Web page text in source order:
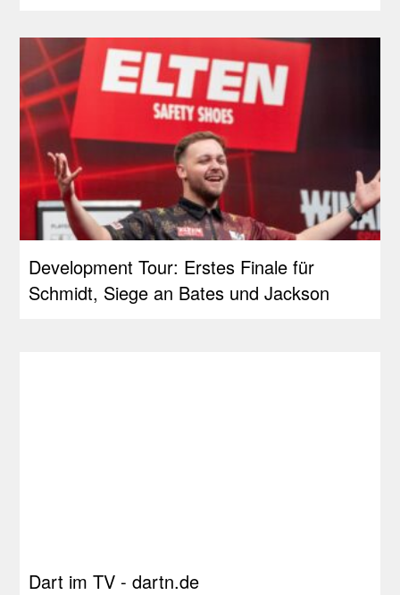
Development Tour: Erstes Finale für
Schmidt, Siege an Bates und Jackson
Dart im TV - dartn.de